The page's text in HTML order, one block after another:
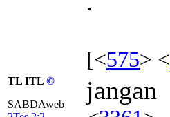
[<575> <
TL ITL ©
SABDAweb
jangan